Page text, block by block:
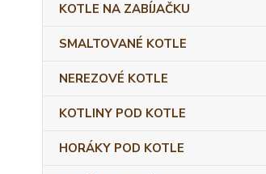
KOTLE NA ZABÍJAČKU
SMALTOVANÉ KOTLE
NEREZOVÉ KOTLE
KOTLINY POD KOTLE
HORÁKY POD KOTLE